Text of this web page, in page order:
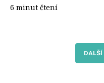
6 minut čtení